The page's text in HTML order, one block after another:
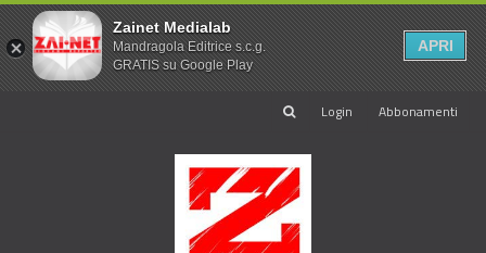
Login Abbonamenti
Zainet Medialab
Mandragola Editrice s.c.g.
GRATIS su Google Play
APRI